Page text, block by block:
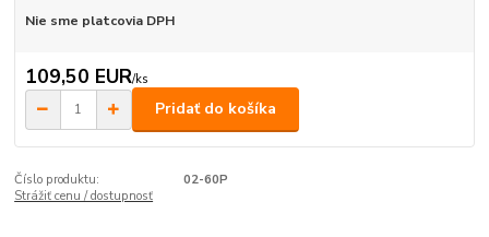
Nie sme platcovia DPH
109,50 EUR/ks
Pridať do košíka
Číslo produktu:
02-60P
Strážiť cenu / dostupnosť